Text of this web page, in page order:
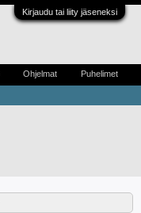
Kirjaudu tai liity jäseneksi
Ohjelmat Puhelimet